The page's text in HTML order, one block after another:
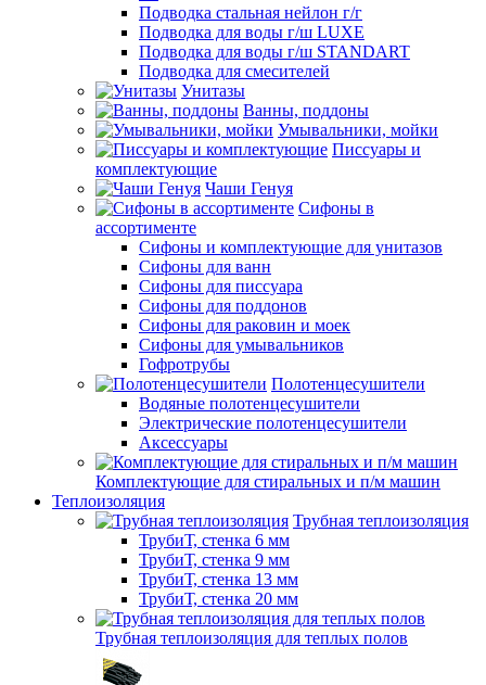
Подводка стальная нейлон г/г
Подводка для воды г/ш LUXE
Подводка для воды г/ш STANDART
Подводка для смесителей
Унитазы
Ванны, поддоны
Умывальники, мойки
Писсуары и
комплектующие
Чаши Генуя
Сифоны в
ассортименте
Сифоны и комплектующие для унитазов
Сифоны для ванн
Сифоны для писсуара
Сифоны для поддонов
Сифоны для раковин и моек
Сифоны для умывальников
Гофротрубы
Полотенцесушители
Водяные полотенцесушители
Электрические полотенцесушители
Аксессуары
Комплектующие для стиральных и п/м машин
Теплоизоляция
Трубная теплоизоляция
ТрубиТ, стенка 6 мм
ТрубиТ, стенка 9 мм
ТрубиТ, стенка 13 мм
ТрубиТ, стенка 20 мм
Трубная теплоизоляция для теплых полов